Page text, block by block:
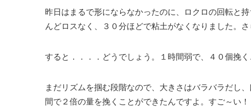
昨日はまるで形にならなかったのに、ロクロの回転と
んどロスなく、３０分ほどで粘土がなくなりました。
すると．．．．どうでしょう。１時間弱で、４０個挽く
まだリズムを掴む段階なので、大きさはバラバラだし
間で２倍の量を挽くことができたんですよ。すご～い！